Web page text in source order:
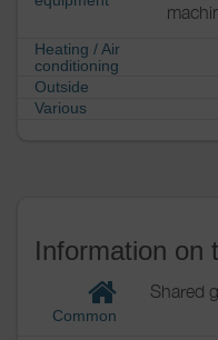
Heating / Air
conditioning
Outside
Various
Information on
Common
Shared